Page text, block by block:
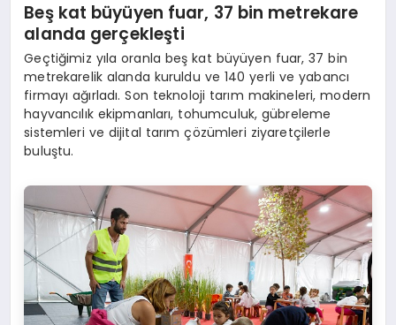
Beş kat büyüyen fuar, 37 bin metrekare
alanda gerçekleşti
Geçtiğimiz yıla oranla beş kat büyüyen fuar, 37 bin
metrekarelik alanda kuruldu ve 140 yerli ve yabancı
firmayı ağırladı. Son teknoloji tarım makineleri, modern
hayvancılık ekipmanları, tohumculuk, gübreleme
sistemleri ve dijital tarım çözümleri ziyaretçilerle
buluştu.